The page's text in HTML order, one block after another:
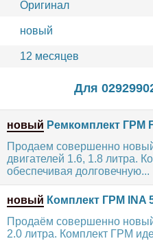
Оригинал
новый
12 месяцев
Для
новый Ремкомплект ГРМ
Продаем совершенно
двигателей 1.6, 1.8 литра.
обеспечивая долговечную...
новый Комплект ГРМ INA
Продаём совершенно
2.0 литра. Комплект ГРМ